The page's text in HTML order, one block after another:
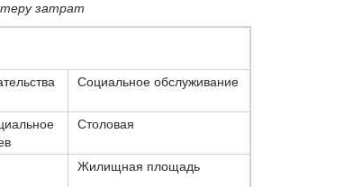
затрат
Социальное обслуживание
Столовая
Жилищная площадь